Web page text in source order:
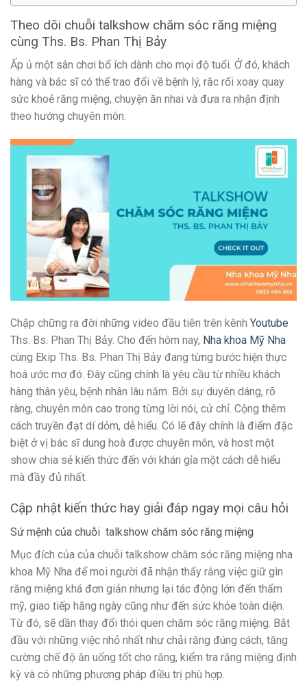
Theo dõi chuỗi talkshow chăm sóc răng miệng
cùng Ths. Bs. Phan Thị Bảy
Ấp ủ một sân chơi bổ ích dành cho mọi độ tuổi. Ở đó, khách
hàng và bác sĩ có thể trao đổi về bệnh lý, rắc rối xoay quay
sức khoẻ răng miệng, chuyện ăn nhai và đưa ra nhận định
theo hướng chuyên môn.
Chập chững ra đời những video đầu tiên trên kênh Youtube
Ths. Bs. Phan Thị Bảy. Cho đến hôm nay, Nha khoa Mỹ Nha
cùng Ekip Ths. Bs. Phan Thị Bảy đang từng bước hiện thực
hoá ước mơ đó. Đây cũng chính là yêu cầu từ nhiều khách
hàng thân yêu, bệnh nhân lâu năm. Bởi sự duyên dáng, rõ
ràng, chuyên môn cao trong từng lời nói, cử chỉ. Cộng thêm
cách truyền đạt dí dỏm, dễ hiểu. Có lẽ đây chính là điểm đặc
biệt ở vị bác sĩ dung hoà được chuyên môn, và host một
show chia sẻ kiến thức đến với khán gỉa một cách dễ hiểu
mà đầy đủ nhất.
Cập nhật kiến thức hay giải đáp ngay mọi câu hỏi
Sứ mệnh của chuỗi talkshow chăm sóc răng miệng
Mục đích của của chuỗi talkshow chăm sóc răng miệng nha
khoa Mỹ Nha để moi người đã nhận thấy rằng việc giữ gìn
răng miệng khá đơn giản nhưng lại tác động lớn đến thẩm
mỹ, giao tiếp hằng ngày cũng như đến sức khỏe toàn diện.
Từ đó, sẽ dần thay đổi thói quen chăm sóc răng miệng. Bắt
đầu với những việc nhỏ nhất như chải răng đúng cách, tăng
cường chế độ ăn uống tốt cho răng, kiểm tra răng miệng định
kỳ và có những phương pháp điều trị phù hợp.